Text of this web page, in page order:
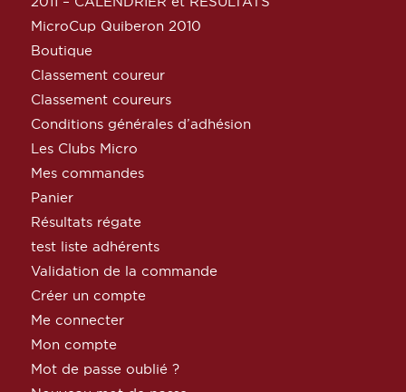
MicroCup Quiberon 2010
Boutique
Classement coureur
Classement coureurs
Conditions générales d’adhésion
Les Clubs Micro
Mes commandes
Panier
Résultats régate
test liste adhérents
Validation de la commande
Créer un compte
Me connecter
Mon compte
Mot de passe oublié ?